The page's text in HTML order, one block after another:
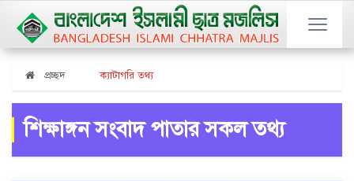
প্রচ্ছদ ক্যাটাগরি তথ্য
শিক্ষাঙ্গন সংবাদ পাতার সকল তথ্য